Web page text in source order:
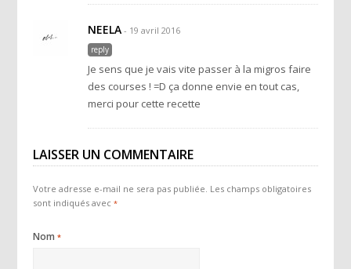
NEELA - 19 avril 2016
reply
Je sens que je vais vite passer à la migros faire
des courses ! =D ça donne envie en tout cas,
merci pour cette recette
LAISSER UN COMMENTAIRE
Votre adresse e-mail ne sera pas publiée. Les champs obligatoires
sont indiqués avec*
Nom*